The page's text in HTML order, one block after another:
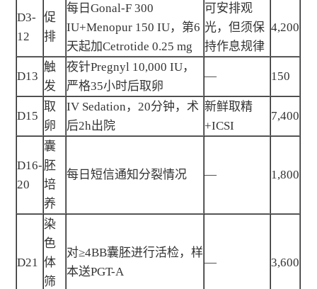
D3-
12
促
排
每日Gonal-F 300
IU+Menopur 150 IU，第6
天起加Cetrotide 0.25 mg
可安排观
光，但须保
持作息规律
4,200
D13
触
发
夜针Pregnyl 10,000 IU，
严格35小时后取卵
— 150
D15
取
卵
IV Sedation，20分钟，术
后2h出院
新鲜取精
+ICSI
7,400
D16-
20
囊
胚
培
养
每日短信通知分裂情况 — 1,800
D21
染
色
体
筛
对≥4BB囊胚进行活检，样
本送PGT-A
— 3,600